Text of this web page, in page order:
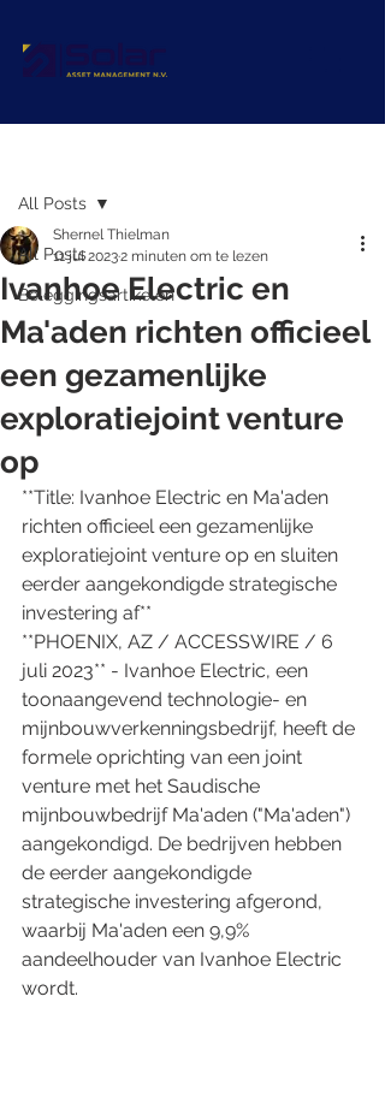
All Posts
Beleggingsartikelen
All Posts
Ivanhoe Electric en
Ma'aden richten officieel
een gezamenlijke
exploratiejoint venture
op
Shernel Thielman
11 jul 20232 minuten om te lezen
**Title: Ivanhoe Electric en Ma'aden
richten officieel een gezamenlijke
exploratiejoint venture op en sluiten
eerder aangekondigde strategische
investering af**
**PHOENIX, AZ / ACCESSWIRE / 6
juli 2023** - Ivanhoe Electric, een
toonaangevend technologie- en
mijnbouwverkenningsbedrijf, heeft de
formele oprichting van een joint
venture met het Saudische
mijnbouwbedrijf Ma'aden ("Ma'aden")
aangekondigd. De bedrijven hebben
de eerder aangekondigde
strategische investering afgerond,
waarbij Ma'aden een 9,9%
aandeelhouder van Ivanhoe Electric
wordt.